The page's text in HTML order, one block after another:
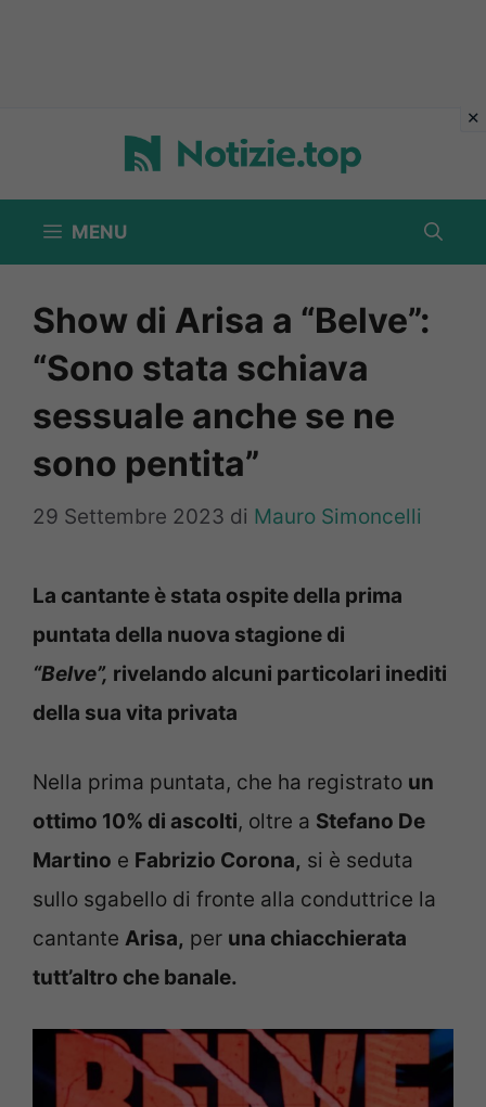
contenuto
MENU
Show di Arisa a “Belve”:
“Sono stata schiava
sessuale anche se ne
sono pentita”
29 Settembre 2023 di Mauro Simoncelli
La cantante è stata ospite della prima
puntata della nuova stagione di
“Belve”, rivelando alcuni particolari inediti
della sua vita privata
Nella prima puntata, che ha registrato un
ottimo 10% di ascolti, oltre a Stefano De
Martino e Fabrizio Corona, si è seduta
sullo sgabello di fronte alla conduttrice la
cantante Arisa, per una chiacchierata
tutt’altro che banale.